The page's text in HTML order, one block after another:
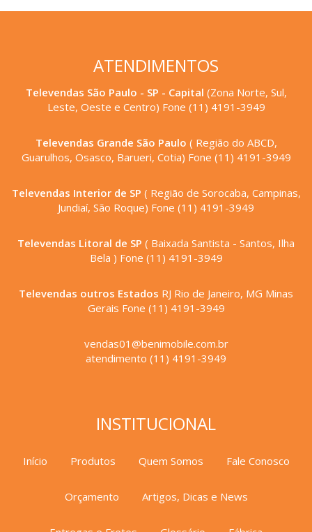
ATENDIMENTOS
Televendas São Paulo - SP - Capital (Zona Norte, Sul,
Leste, Oeste e Centro) Fone (11) 4191-3949
Televendas Grande São Paulo ( Região do ABCD,
Guarulhos, Osasco, Barueri, Cotia) Fone (11) 4191-3949
Televendas Interior de SP ( Região de Sorocaba, Campinas,
Jundiaí, São Roque) Fone (11) 4191-3949
Televendas Litoral de SP ( Baixada Santista - Santos, Ilha
Bela ) Fone (11) 4191-3949
Televendas outros Estados RJ Rio de Janeiro, MG Minas
Gerais Fone (11) 4191-3949
vendas01@benimobile.com.br
atendimento (11) 4191-3949
INSTITUCIONAL
Início Produtos Quem Somos Fale Conosco
Orçamento Artigos, Dicas e News